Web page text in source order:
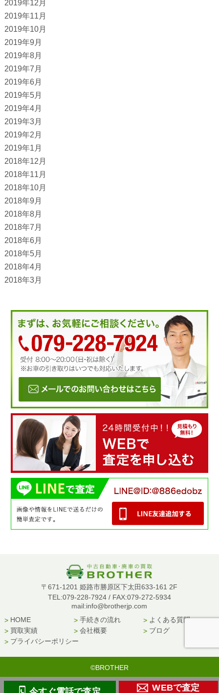
2019年12月
2019年11月
2019年10月
2019年9月
2019年8月
2019年7月
2019年6月
2019年5月
2019年4月
2019年3月
2019年2月
2019年1月
2018年12月
2018年11月
2018年10月
2018年9月
2018年8月
2018年7月
2018年6月
2018年5月
2018年4月
2018年3月
〒671-1201 姫路市勝原区下太田633-161 2F
TEL:079-228-7924 / FAX:079-272-5934
mail:info@brotherjp.com
HOME
手続きの流れ
よくある質問
買取実績
会社概要
ブログ
プライバシーポリシー
©BROTHER
WEBで査定